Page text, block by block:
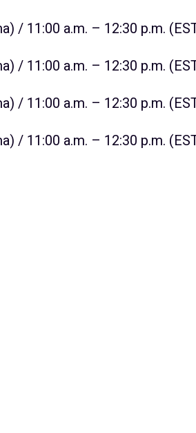
/ 11:00 a.m. – 12:30 p.m.
/ 11:00 a.m. – 12:30 p.m.
/ 11:00 a.m. – 12:30 p.m.
/ 11:00 a.m. – 12:30 p.m.